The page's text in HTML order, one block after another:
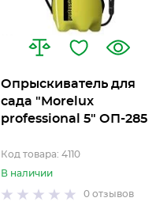
Опрыскиватель для
сада "Morelux
professional 5" ОП-285
Код товара: 4110
В наличии
0отзывов